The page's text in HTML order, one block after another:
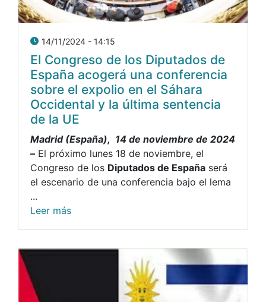
14/11/2024 - 14:15
El Congreso de los Diputados de
España acogerá una conferencia
sobre el expolio en el Sáhara
Occidental y la última sentencia
de la UE
Madrid (España), 14 de noviembre de 2024
– El próximo lunes 18 de noviembre, el
Congreso de los Diputados de España será
el escenario de una conferencia bajo el lema
...
Leer más